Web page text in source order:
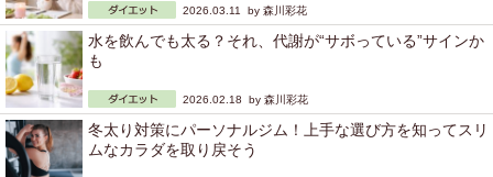
2026.03.11 by 森川彩花
水を飲んでも太る？それ、代謝が“サボっている”サインか
も
2026.02.18 by 森川彩花
冬太り対策にパーソナルジム！上手な選び方を知ってスリ
ムなカラダを取り戻そう